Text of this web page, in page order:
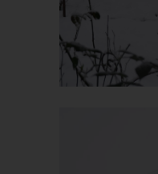
Verantwortlicher im Sinne
sonstiger in den
geltenden
datenschutzrechtlichem